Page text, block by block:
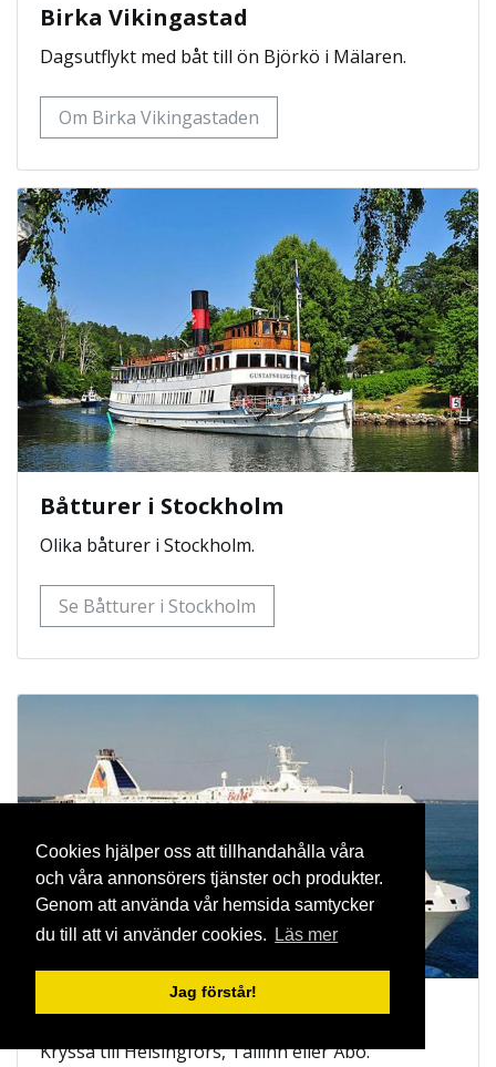
Cookies hjälper oss att tillhandahålla våra
och våra annonsörers tjänster och produkter.
Genom att använda vår hemsida samtycker
du till att vi använder cookies.
Läs mer
Jag förstår!
Birka Vikingastad
Dagsutflykt med båt till ön Björkö i Mälaren.
Om Birka Vikingastaden
Båtturer i Stockholm
Olika båturer i Stockholm.
Se Båtturer i Stockholm
Tallink Silja Line
Kryssa till Helsingfors, Tallinn eller Åbo.